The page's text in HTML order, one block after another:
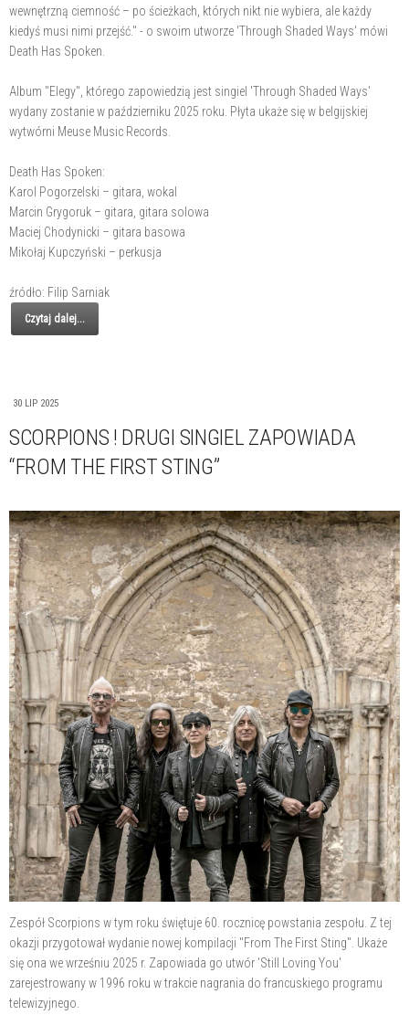
wewnętrzną ciemność – po ścieżkach, których nikt nie wybiera, ale każdy
kiedyś musi nimi przejść." - o swoim utworze 'Through Shaded Ways' mówi
Death Has Spoken.
Album "Elegy", którego zapowiedzią jest singiel 'Through Shaded Ways'
wydany zostanie w październiku 2025 roku. Płyta ukaże się w belgijskiej
wytwórni Meuse Music Records.
Death Has Spoken:
Karol Pogorzelski – gitara, wokal
Marcin Grygoruk – gitara, gitara solowa
Maciej Chodynicki – gitara basowa
Mikołaj Kupczyński – perkusja
źródło: Filip Sarniak
Czytaj dalej...
30 LIP 2025
SCORPIONS ! DRUGI SINGIEL ZAPOWIADA
“FROM THE FIRST STING”
Zespół Scorpions w tym roku świętuje 60. rocznicę powstania zespołu. Z tej
okazji przygotował wydanie nowej kompilacji "From The First Sting". Ukaże
się ona we wrześniu 2025 r. Zapowiada go utwór 'Still Loving You'
zarejestrowany w 1996 roku w trakcie nagrania do francuskiego programu
telewizyjnego.